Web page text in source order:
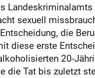
sexuell
die
diese erste
20-
die Tat bis zuletzt